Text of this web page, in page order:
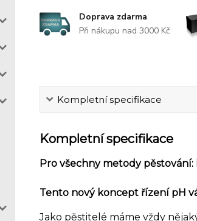
Doprava zdarma
Při nákupu nad 3000 Kč
Kompletní specifikace
Kompletní specifikace
Pro všechny metody
Tento nový koncept řízení pH
Jako pěstitelé máme vždy